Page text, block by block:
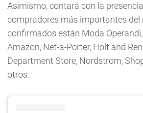
Asimismo, contará con la
compradores más importantes del
confirmados están Moda
Amazon, Net-a-Porter, Holt and
Department Store, Nordstrom,
otros.